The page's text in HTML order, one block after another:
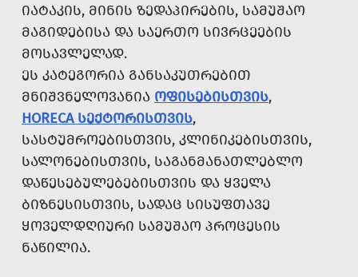
ᲘᲐᲢᲐᲙᲘᲡ, ᲛᲘᲜᲘᲡ ᲖᲔᲓᲐᲞᲘᲠᲔᲑᲘᲡ, ᲡᲐᲛᲣᲨᲐᲝ
ᲛᲐᲒᲘᲓᲔᲑᲘᲡᲐ ᲓᲐ ᲡᲐᲔᲠᲗᲝ ᲡᲘᲕᲠᲪᲔᲔᲑᲘᲡ
ᲛᲝᲡᲐᲕᲚᲔᲚᲐᲓ.
ᲔᲡ ᲙᲐᲢᲔᲒᲝᲠᲘᲐ ᲒᲐᲜᲡᲐᲙᲣᲗᲠᲔᲑᲘᲗ
ᲛᲜᲘᲨᲕᲜᲔᲚᲝᲕᲐᲜᲘᲐ ᲝᲤᲘᲡᲔᲑᲘᲡᲗᲕᲘᲡ,
HORECA ᲡᲔᲥᲢᲝᲠᲘᲡᲗᲕᲘᲡ,
ᲡᲐᲡᲢᲣᲛᲠᲝᲔᲑᲘᲡᲗᲕᲘᲡ, ᲙᲚᲘᲜᲘᲙᲔᲑᲘᲡᲗᲕᲘᲡ,
ᲡᲐᲚᲝᲜᲔᲑᲘᲡᲗᲕᲘᲡ, ᲡᲐᲒᲐᲜᲛᲐᲜᲐᲗᲚᲔᲑᲚᲝ
ᲓᲐᲬᲔᲡᲔᲑᲣᲚᲔᲑᲔᲑᲘᲡᲗᲕᲘᲡ ᲓᲐ ᲧᲕᲔᲚᲐ
ᲑᲘᲖᲜᲔᲡᲘᲡᲗᲕᲘᲡ, ᲡᲐᲓᲐᲪ ᲡᲘᲡᲣᲤᲗᲐᲕᲔ
ᲧᲝᲕᲔᲚᲓᲦᲘᲣᲠᲘ ᲡᲐᲛᲣᲨᲐᲝ ᲞᲠᲝᲪᲔᲡᲘᲡ
ᲜᲐᲬᲘᲚᲘᲐ.